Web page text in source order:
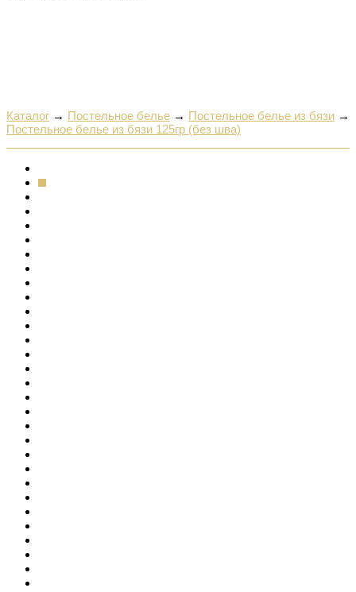
Каталог → Постельное белье → Постельное белье из бязи →
Постельное белье из бязи 125гр (без шва)